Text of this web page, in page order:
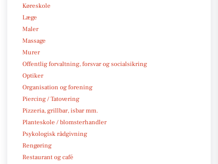
Køreskole
Læge
Maler
Massage
Murer
Offentlig forvaltning, forsvar og socialsikring
Optiker
Organisation og forening
Piercing / Tatovering
Pizzeria, grillbar, isbar mm.
Planteskole / blomsterhandler
Psykologisk rådgivning
Rengøring
Restaurant og café